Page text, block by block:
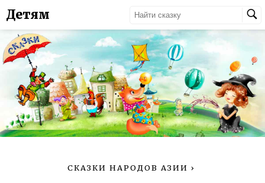
Детям
СКАЗКИ НАРОДОВ АЗИИ ›